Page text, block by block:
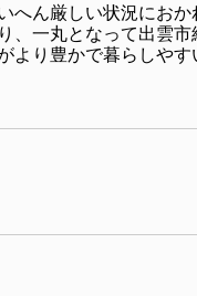
へん厳しい状況にお
、一丸となって出雲
より豊かで暮らしや